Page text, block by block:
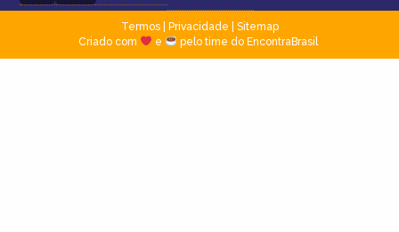
Termos| Privacidade
Sitemap
Criado com
e pelo time do EncontraBrasil